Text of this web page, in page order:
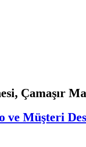
Çamaşır
ve Müşteri